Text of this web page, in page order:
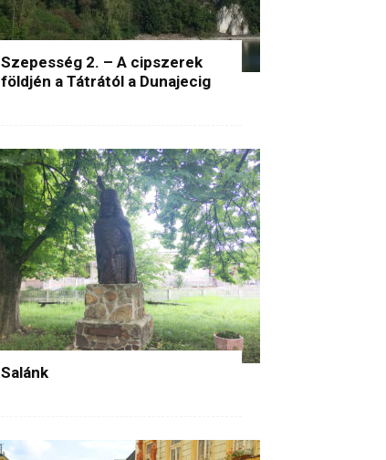
Szepesség 2. – A cipszerek
földjén a Tátrától a Dunajecig
Salánk